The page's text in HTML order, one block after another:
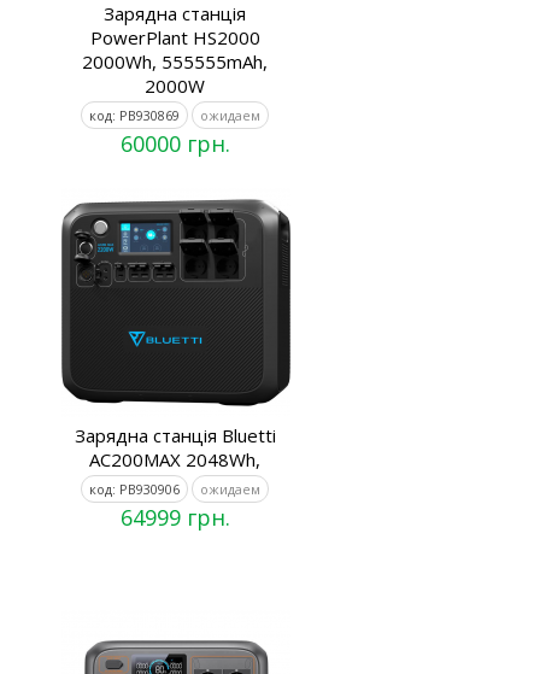
Зарядна станція
PowerPlant HS2000
2000Wh, 555555mAh,
2000W
код: PB930869 ожидаем
60000 грн.
Зарядна станція Bluetti
AC200MAX 2048Wh,
код: PB930906 ожидаем
64999 грн.